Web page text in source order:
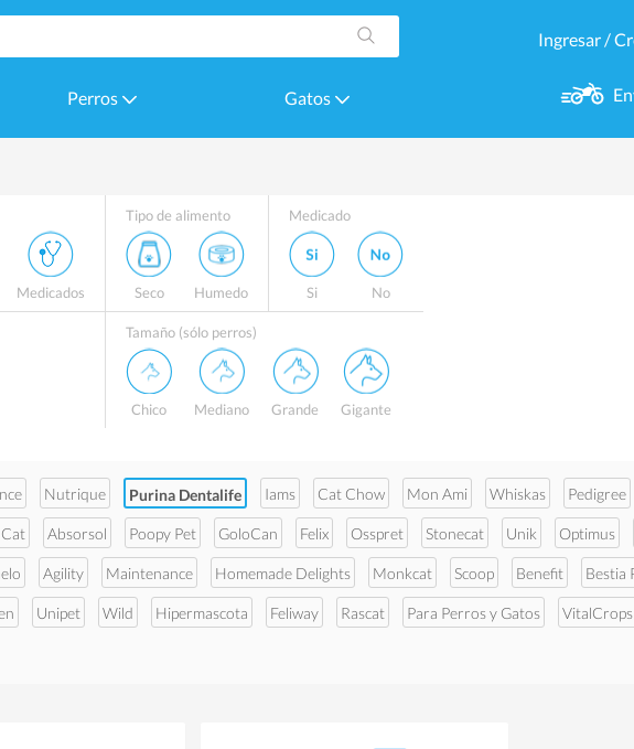
Ingresar /
Perros Gatos
Medicados
Tipo de alimento
Seco Humedo
Medicado
Si No
Tamaño (sólo perros)
Chico Mediano Grande Gigante
Nutrique Purina Dentalife Iams Cat Chow Mon Ami Whiskas Pedigree
Absorsol Poopy Pet GoloCan Felix Osspret Stonecat Unik Optimus
Agility Maintenance Homemade Delights Monkcat Scoop Benefit Bestia
Unipet Wild Hipermascota Feliway Rascat Para Perros y Gatos VitalCrops